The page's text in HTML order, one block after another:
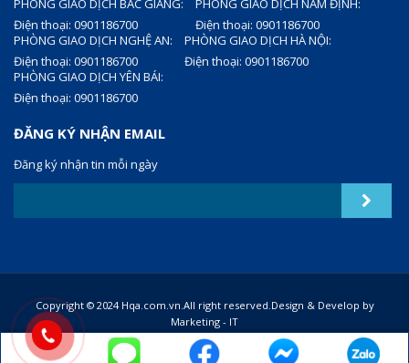
PHÒNG GIAO DỊCH BẮC GIANG:
Điện thoại: 0901186700
PHÒNG GIAO DỊCH NAM ĐỊNH:
Điện thoại: 0901186700
PHÒNG GIAO DỊCH NGHỆ AN:
Điện thoại: 0901186700
PHÒNG GIAO DỊCH HÀ NỘI:
Điện thoại: 0901186700
PHÒNG GIAO DỊCH YÊN BÁI:
Điện thoại: 0901186700
ĐĂNG KÝ NHẬN EMAIL
Đăng ký nhận tin mỗi ngày
Copyright © 2024 Hqa.com.vn.All right reserved.Design & Develop by
Marketing - IT